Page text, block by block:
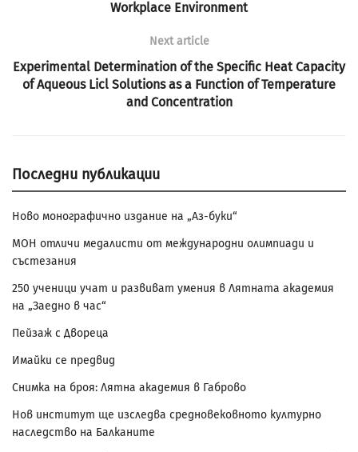
Workplace Environment
Next article
Experimental Determination of the Specific Heat Capacity
of Aqueous Licl Solutions as a Function of Temperature
and Concentration
Последни публикации
Ново монографично издание на „Аз-буки“
МОН отличи медалисти от международни олимпиади и
състезания
250 ученици учат и развиват умения в Лятната академия
на „Заедно в час“
Пейзаж с Двореца
Имайки се предвид
Снимка на броя: Лятна академия в Габрово
Нов институт ще изследва средновековното културно
наследство на Балканите